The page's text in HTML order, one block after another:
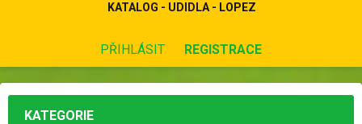
KATALOG - UDIDLA - LOPEZ
PŘIHLÁSIT REGISTRACE
KATEGORIE